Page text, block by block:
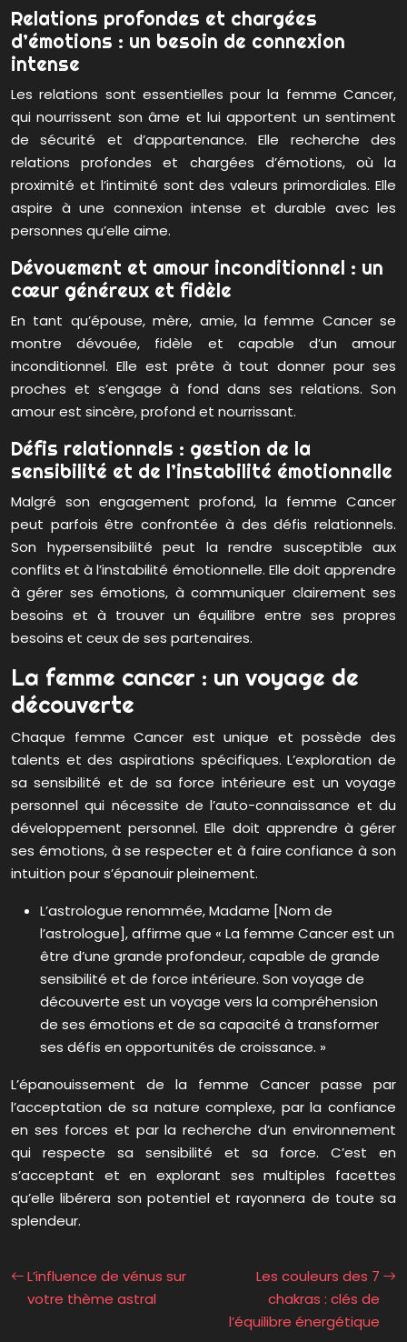
Relations profondes et chargées
d’émotions : un besoin de connexion
intense
Les relations sont essentielles pour la femme Cancer,
qui nourrissent son âme et lui apportent un sentiment
de sécurité et d’appartenance. Elle recherche des
relations profondes et chargées d’émotions, où la
proximité et l’intimité sont des valeurs primordiales. Elle
aspire à une connexion intense et durable avec les
personnes qu’elle aime.
Dévouement et amour inconditionnel : un
cœur généreux et fidèle
En tant qu’épouse, mère, amie, la femme Cancer se
montre dévouée, fidèle et capable d’un amour
inconditionnel. Elle est prête à tout donner pour ses
proches et s’engage à fond dans ses relations. Son
amour est sincère, profond et nourrissant.
Défis relationnels : gestion de la
sensibilité et de l’instabilité émotionnelle
Malgré son engagement profond, la femme Cancer
peut parfois être confrontée à des défis relationnels.
Son hypersensibilité peut la rendre susceptible aux
conflits et à l’instabilité émotionnelle. Elle doit apprendre
à gérer ses émotions, à communiquer clairement ses
besoins et à trouver un équilibre entre ses propres
besoins et ceux de ses partenaires.
La femme cancer : un voyage de
découverte
Chaque femme Cancer est unique et possède des
talents et des aspirations spécifiques. L’exploration de
sa sensibilité et de sa force intérieure est un voyage
personnel qui nécessite de l’auto-connaissance et du
développement personnel. Elle doit apprendre à gérer
ses émotions, à se respecter et à faire confiance à son
intuition pour s’épanouir pleinement.
L’astrologue renommée, Madame [Nom de
l’astrologue], affirme que « La femme Cancer est un
être d’une grande profondeur, capable de grande
sensibilité et de force intérieure. Son voyage de
découverte est un voyage vers la compréhension
de ses émotions et de sa capacité à transformer
ses défis en opportunités de croissance. »
L’épanouissement de la femme Cancer passe par
l’acceptation de sa nature complexe, par la confiance
en ses forces et par la recherche d’un environnement
qui respecte sa sensibilité et sa force. C’est en
s’acceptant et en explorant ses multiples facettes
qu’elle libérera son potentiel et rayonnera de toute sa
splendeur.
L’influence de vénus sur
votre thème astral
Les couleurs des 7
chakras : clés de
l’équilibre énergétique